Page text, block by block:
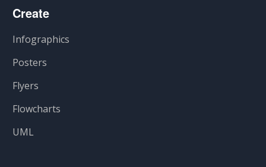
Create
Infographics
Posters
Flyers
Flowcharts
UML